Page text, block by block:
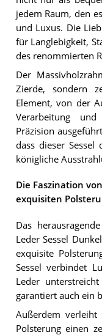
jedem Raum, den
und Luxus. Die
für Langlebigkeit,
des renommierten
Der
Zierde, sondern
Element, von der
Verarbeitung
Präzision
dass dieser
königliche
Die Faszination
exquisiten
Das
Leder Sessel
exquisite
Sessel verbindet
Leder
garantiert auch ein
Außerdem
Polsterung einen